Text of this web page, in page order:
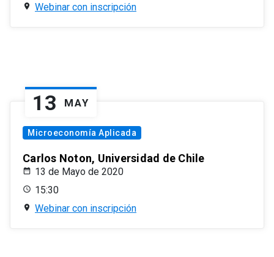
Webinar con inscripción
13 MAY
Microeconomía Aplicada
Carlos Noton, Universidad de Chile
13 de Mayo de 2020
15:30
Webinar con inscripción